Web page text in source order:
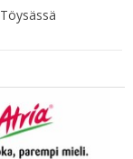
Töysässä